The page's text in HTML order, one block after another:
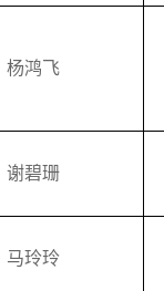
杨鸿飞
谢碧珊
马玲玲